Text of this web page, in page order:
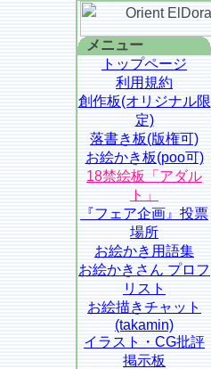
メニュー
トップページ
利用規約
創作板(オリジナル限
定)
落書き板(版権可)
お絵かき板(poo可)
18禁絵板「アダル
ト」
『フェア企画』投票
場所
お絵かき用語集
お絵かきさん プロフ
リスト
お絵描きチャット
(takamin)
イラスト・CG批評
掲示板